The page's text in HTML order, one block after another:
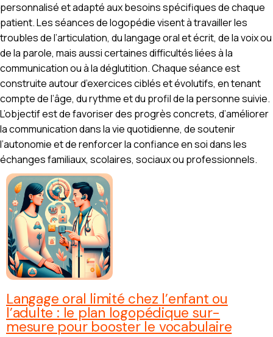
personnalisé et adapté aux besoins spécifiques de chaque
patient. Les séances de logopédie visent à travailler les
troubles de l’articulation, du langage oral et écrit, de la voix ou
de la parole, mais aussi certaines difficultés liées à la
communication ou à la déglutition. Chaque séance est
construite autour d’exercices ciblés et évolutifs, en tenant
compte de l’âge, du rythme et du profil de la personne suivie.
L’objectif est de favoriser des progrès concrets, d’améliorer
la communication dans la vie quotidienne, de soutenir
l’autonomie et de renforcer la confiance en soi dans les
échanges familiaux, scolaires, sociaux ou professionnels.
Langage oral limité chez l’enfant ou
l’adulte : le plan logopédique sur-
mesure pour booster le vocabulaire